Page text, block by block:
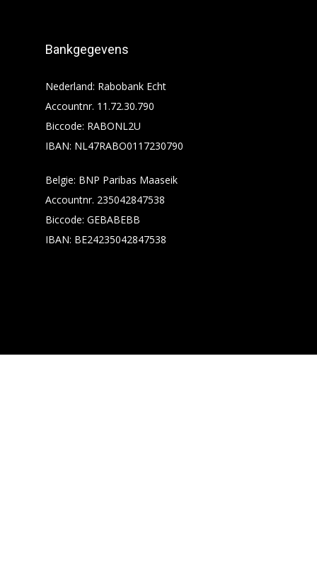
Bankgegevens
Nederland: Rabobank Echt
Accountnr. 11.72.30.790
Biccode: RABONL2U
IBAN: NL47RABO0117230790
Belgie: BNP Paribas Maaseik
Accountnr. 235042847538
Biccode: GEBABEBB
IBAN: BE24235042847538